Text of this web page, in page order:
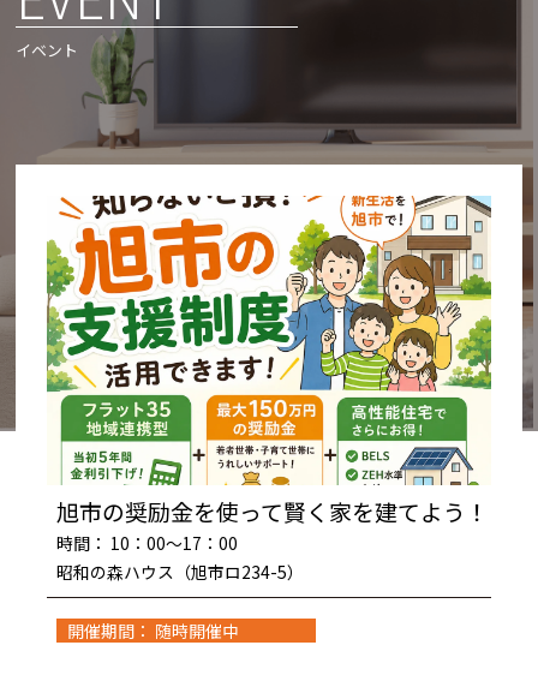
イベント
旭市の奨励金を使って賢く家を建てよう！
時間： 10：00～17：00
昭和の森ハウス（旭市ロ234-5）
開催期間： 随時開催中